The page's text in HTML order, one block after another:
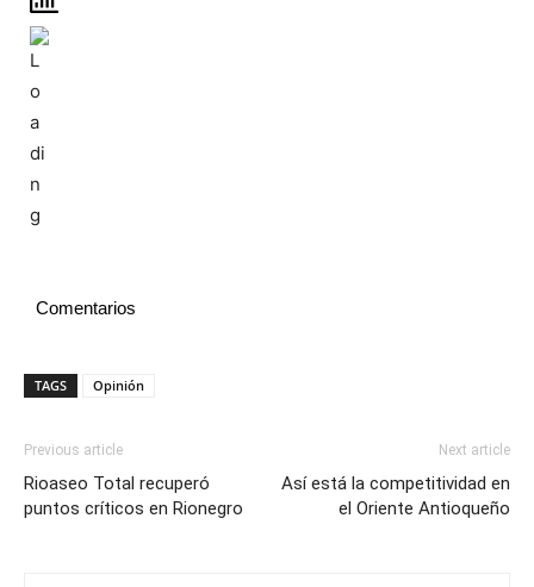
Comentarios
TAGS Opinión
Previous article
Rioaseo Total recuperó
puntos críticos en Rionegro
Next article
Así está la competitividad en
el Oriente Antioqueño